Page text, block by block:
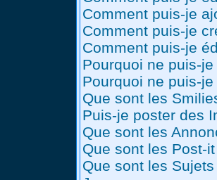
Comment puis-je
Comment puis-je
Comment puis-je
Pourquoi ne puis-
Pourquoi ne puis-
Que sont les
Puis-je poster des
Que sont les
Que sont les Post-
Que sont les